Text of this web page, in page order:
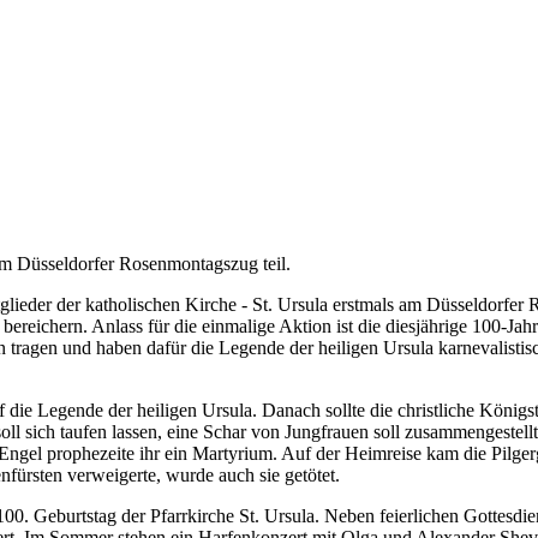
Düsseldorfer Rosenmontagszug teil.
der katholischen Kirche - St. Ursula erstmals am Düsseldorfer
Anlass für die einmalige Aktion ist die diesjährige 100-
und haben dafür die Legende der heiligen Ursula
Legende der heiligen Ursula. Danach sollte die christliche
sich taufen lassen, eine Schar von Jungfrauen soll
prophezeite ihr ein Martyrium. Auf der Heimreise kam die
verweigerte, wurde auch sie getötet.
Geburtstag der Pfarrkirche St. Ursula. Neben feierlichen